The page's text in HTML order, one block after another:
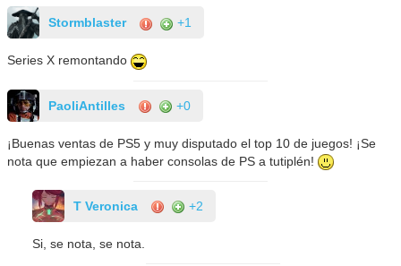
Stormblaster +1
Series X remontando
PaoliAntilles +0
¡Buenas ventas de PS5 y muy disputado el top 10 de juegos! ¡Se
nota que empiezan a haber consolas de PS a tutiplén!
T Veronica +2
Si, se nota, se nota.